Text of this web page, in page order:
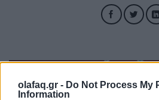
olafaq.gr - Do Not Process My
Information